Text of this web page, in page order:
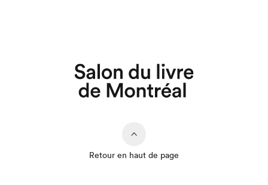
Retour en haut de page